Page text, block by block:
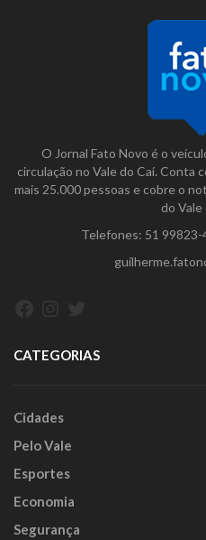
O Jornal Fato Novo é o
circulação no Vale do Caí. Conta
mais 25.000 pessoas e cobre o
do Vale
Telefones: 51 99823-
CATEGORIAS
Cidades
Pelo Vale
Esportes
Economia
Segurança